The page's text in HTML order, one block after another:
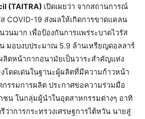
(TAITRA) เปิดเผยว่า จากสถานการณ์
COVID-19 ส่งผลให้เกิดการขาดแคลน
นมาก เพื่อป้องกันการแพร่ระบาดไวรัส
มอบงบประมาณ 5.9 ล้านเหรียญดอลลาร์
ลิตหน้ากากอนามัยเป็นวาระสำคัญแห่ง
โดดเด่นในฐานะผู้ผลิตที่มีความก้าวหน้า
รรมการผลิต ประกาศขอความร่วมมือ
ชน ในกลุ่มผู้นำในอุตสาหกรรมต่างๆ อาทิ
ว่าการกระทรวงเศรษฐการไต้หวัน นายสู่